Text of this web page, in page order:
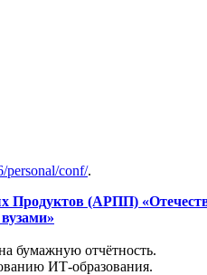
personal/conf/.
Продуктов (АРПП)
бумажную отчётность.
ИТ-образования.